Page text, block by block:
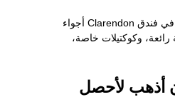
توفر المنطقة العلوية في فندق Clarendon أجواء
وكوكتيلات خاصة،
أذهب لأحصل